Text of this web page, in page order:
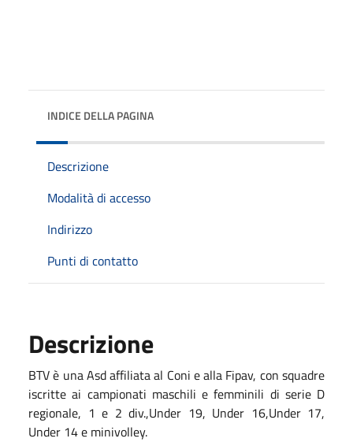
INDICE DELLA PAGINA
Descrizione
Modalità di accesso
Indirizzo
Punti di contatto
Descrizione
BTV è una Asd affiliata al Coni e alla Fipav, con squadre
iscritte ai campionati maschili e femminili di serie D
regionale, 1 e 2 div.,Under 19, Under 16,Under 17,
Under 14 e minivolley.